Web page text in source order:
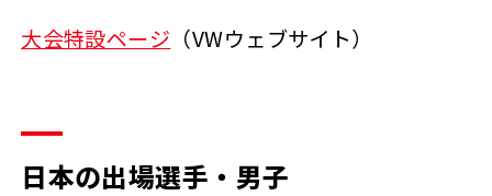
大会特設ページ （VWウェブサイト）
日本の出場選手・男子